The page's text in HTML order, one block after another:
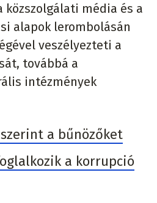
közszolgálati média és a
alapok lerombolásán
veszélyezteti a
továbbá a
intézmények
a bűnözőket
a korrupció